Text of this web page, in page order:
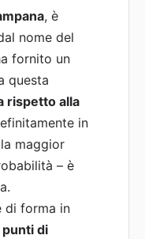
, è
nome del
fornito un
questa
rispetto alla
in
maggior
– è
di forma in
punti di